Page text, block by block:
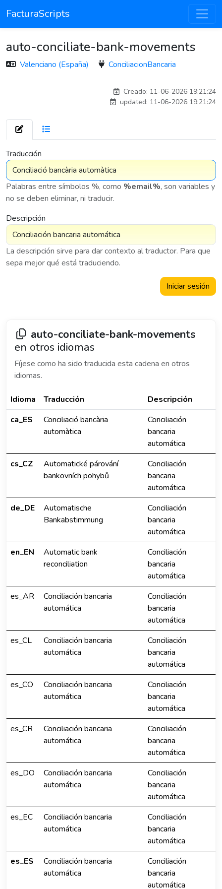
FacturaScripts
auto-conciliate-bank-movements
Valenciano (España) ConciliacionBancaria
Creado: 11-06-2026 19:21:24
updated: 11-06-2026 19:21:24
Traducción
Palabras entre símbolos %, como %email%, son variables y
no se deben eliminar, ni traducir.
Descripción
La descripción sirve para dar contexto al traductor. Para que
sepa mejor qué está traduciendo.
Iniciar sesión
auto-conciliate-bank-movements
en otros idiomas
Fíjese como ha sido traducida esta cadena en otros
idiomas.
Idioma Traducción
Descripción
ca_ES
Conciliació bancària
automàtica
Conciliación
bancaria
automática
cs_CZ
Automatické párování
bankovních pohybů
Conciliación
bancaria
automática
de_DE
Automatische
Bankabstimmung
Conciliación
bancaria
automática
en_EN
Automatic bank
reconciliation
Conciliación
bancaria
automática
es_AR
Conciliación bancaria
automática
Conciliación
bancaria
automática
es_CL
Conciliación bancaria
automática
Conciliación
bancaria
automática
es_CO
Conciliación bancaria
automática
Conciliación
bancaria
automática
es_CR
Conciliación bancaria
automática
Conciliación
bancaria
automática
es_DO
Conciliación bancaria
automática
Conciliación
bancaria
automática
es_EC
Conciliación bancaria
automática
Conciliación
bancaria
automática
es_ES
Conciliación bancaria
automática
Conciliación
bancaria
automática